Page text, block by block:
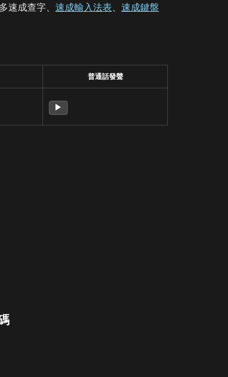
成查字、 速成輸入法表、 速成鍵盤
普通話發聲
▶